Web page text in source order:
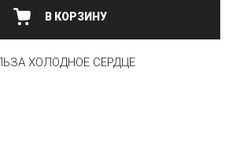
ХОЛОДНОЕ СЕРДЦЕ